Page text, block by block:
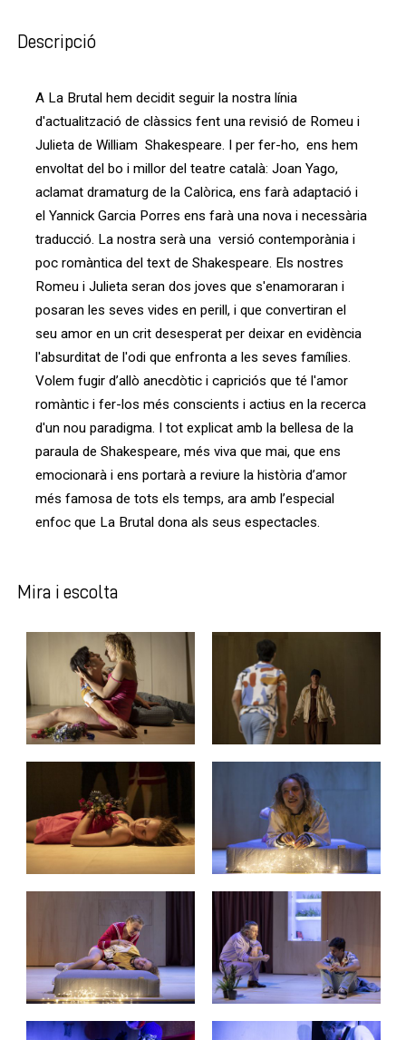
Descripció
A La Brutal hem decidit seguir la nostra línia
d'actualització de clàssics fent una revisió de Romeu i
Julieta de William Shakespeare. I per fer-ho, ens hem
envoltat del bo i millor del teatre català: Joan Yago,
aclamat dramaturg de la Calòrica, ens farà adaptació i
el Yannick Garcia Porres ens farà una nova i necessària
traducció. La nostra serà una versió contemporània i
poc romàntica del text de Shakespeare. Els nostres
Romeu i Julieta seran dos joves que s'enamoraran i
posaran les seves vides en perill, i que convertiran el
seu amor en un crit desesperat per deixar en evidència
l'absurditat de l'odi que enfronta a les seves famílies.
Volem fugir d’allò anecdòtic i capriciós que té l'amor
romàntic i fer-los més conscients i actius en la recerca
d'un nou paradigma. I tot explicat amb la bellesa de la
paraula de Shakespeare, més viva que mai, que ens
emocionarà i ens portarà a reviure la història d’amor
més famosa de tots els temps, ara amb l’especial
enfoc que La Brutal dona als seus espectacles.
Mira i escolta